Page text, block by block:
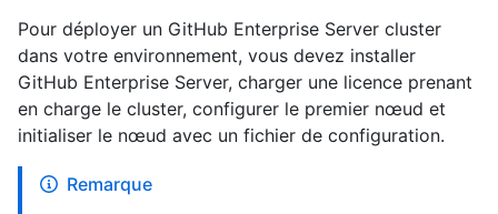
Pour déployer un GitHub Enterprise Server cluster
dans votre environnement, vous devez installer
GitHub Enterprise Server, charger une licence prenant
en charge le cluster, configurer le premier nœud et
initialiser le nœud avec un fichier de configuration.
Remarque